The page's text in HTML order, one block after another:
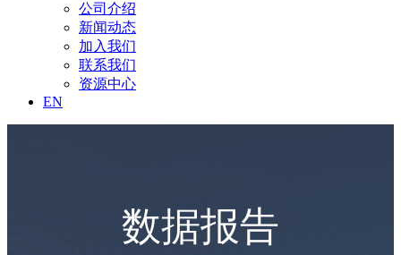
公司介绍
新闻动态
加入我们
联系我们
资源中心
EN
数据报告